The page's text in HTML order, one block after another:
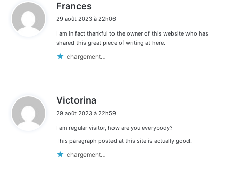
Frances
t
:
29 août 2023 à 22h06
I am in fact thankful to the owner of this website who has
shared this great piece of writing at here.
chargement…
Victorina
t
29 août 2023 à 22h59
I am regular visitor, how are you everybody?
This paragraph posted at this site is actually good.
chargement…